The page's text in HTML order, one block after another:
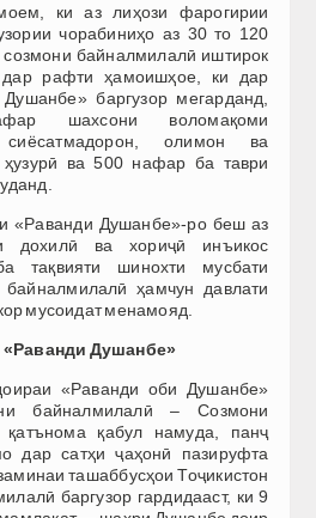
ки аз лиҳози фарогирии
чорабиниҳо аз 30 то 120
созмони байналмилалӣ иштирок
рафти ҳамоишҳое, ки дар
баргузор мегарданд,
шахсони воломақоми
олимон ва
ва 500 нафар ба таври
«Раванди Душанбе»-ро беш аз
дохилӣ ва хориҷӣ инъикос
тақвияти шинохти мусбати
байналмилалӣ ҳамчун давлати
мусоидат менамояд.
«Раванди Душанбе»
«Раванди оби Душанбе»
байналмилалӣ – Созмони
қабул намуда, панҷ
дар сатҳи ҷаҳонӣ пазируфта
ташаббусҳои Тоҷикистон
баргузор гардидааст, ки 9